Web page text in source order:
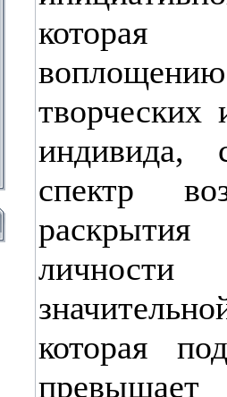
которая
творческих
индивида,
спектр
которая